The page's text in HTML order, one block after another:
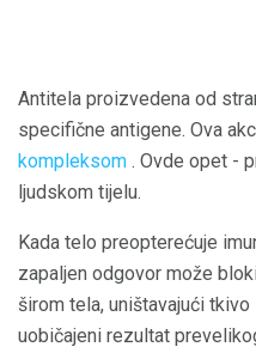
Antitela proizvedena od
specifične antigene. Ova
kompleksom . Ovde opet -
ljudskom tijelu.
Kada telo preopterećuje
zapaljen odgovor može
širom tela, uništavajući
uobičajeni rezultat